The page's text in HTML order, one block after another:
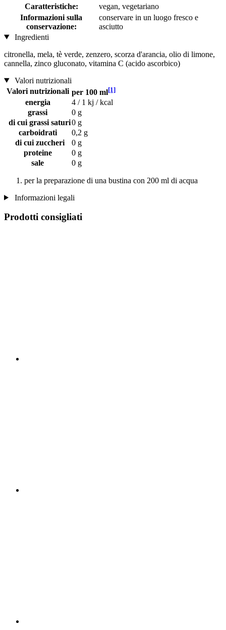
Caratteristiche:
vegan, vegetariano
Informazioni sulla
conservazione:
conservare in un luogo fresco e
asciutto
Ingredienti
citronella, mela, tè verde, zenzero, scorza d'arancia, olio di limone,
cannella, zinco gluconato, vitamina C (acido ascorbico)
Valori nutrizionali
Valori nutrizionali per 100 ml[1]
energia
4 / 1 kj / kcal
grassi
0 g
di cui grassi saturi0 g
carboidrati
0,2 g
di cui zuccheri
0 g
proteine
0 g
sale
0 g
per la preparazione di una bustina con 200 ml di acqua
Informazioni legali
Prodotti consigliati